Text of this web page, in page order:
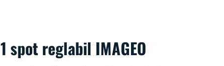
1 spot reglabil IMAGEO